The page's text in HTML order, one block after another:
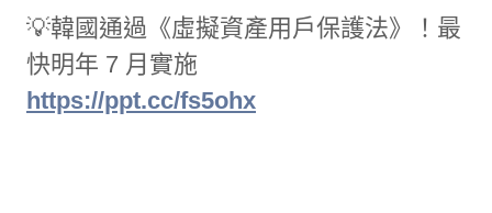
💡韓國通過《虛擬資產用戶保護法》！最
快明年 7 月實施
https://ppt.cc/fs5ohx